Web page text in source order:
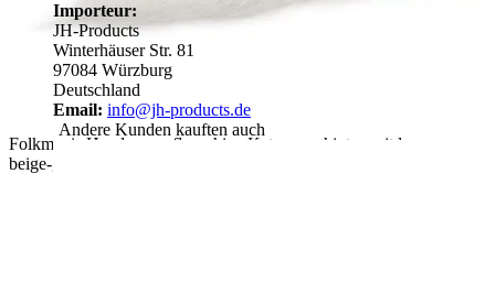
Folkmanis Handpuppe flauschige Katze von hinten mit langem
beige-grauem Fell, weißem Schwanz und silbergrauen Ohren
Importeur:
JH-Products
Winterhäuser Str. 81
97084 Würzburg
Deutschland
Email: info@jh-products.de
Andere Kunden kauften auch